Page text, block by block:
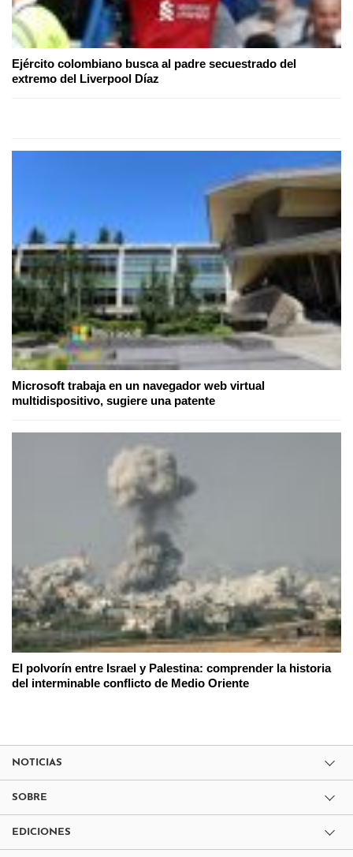
Ejército colombiano busca al padre secuestrado del
extremo del Liverpool Díaz
Microsoft trabaja en un navegador web virtual
multidispositivo, sugiere una patente
El polvorín entre Israel y Palestina: comprender la historia
del interminable conflicto de Medio Oriente
NOTICIAS
SOBRE
EDICIONES